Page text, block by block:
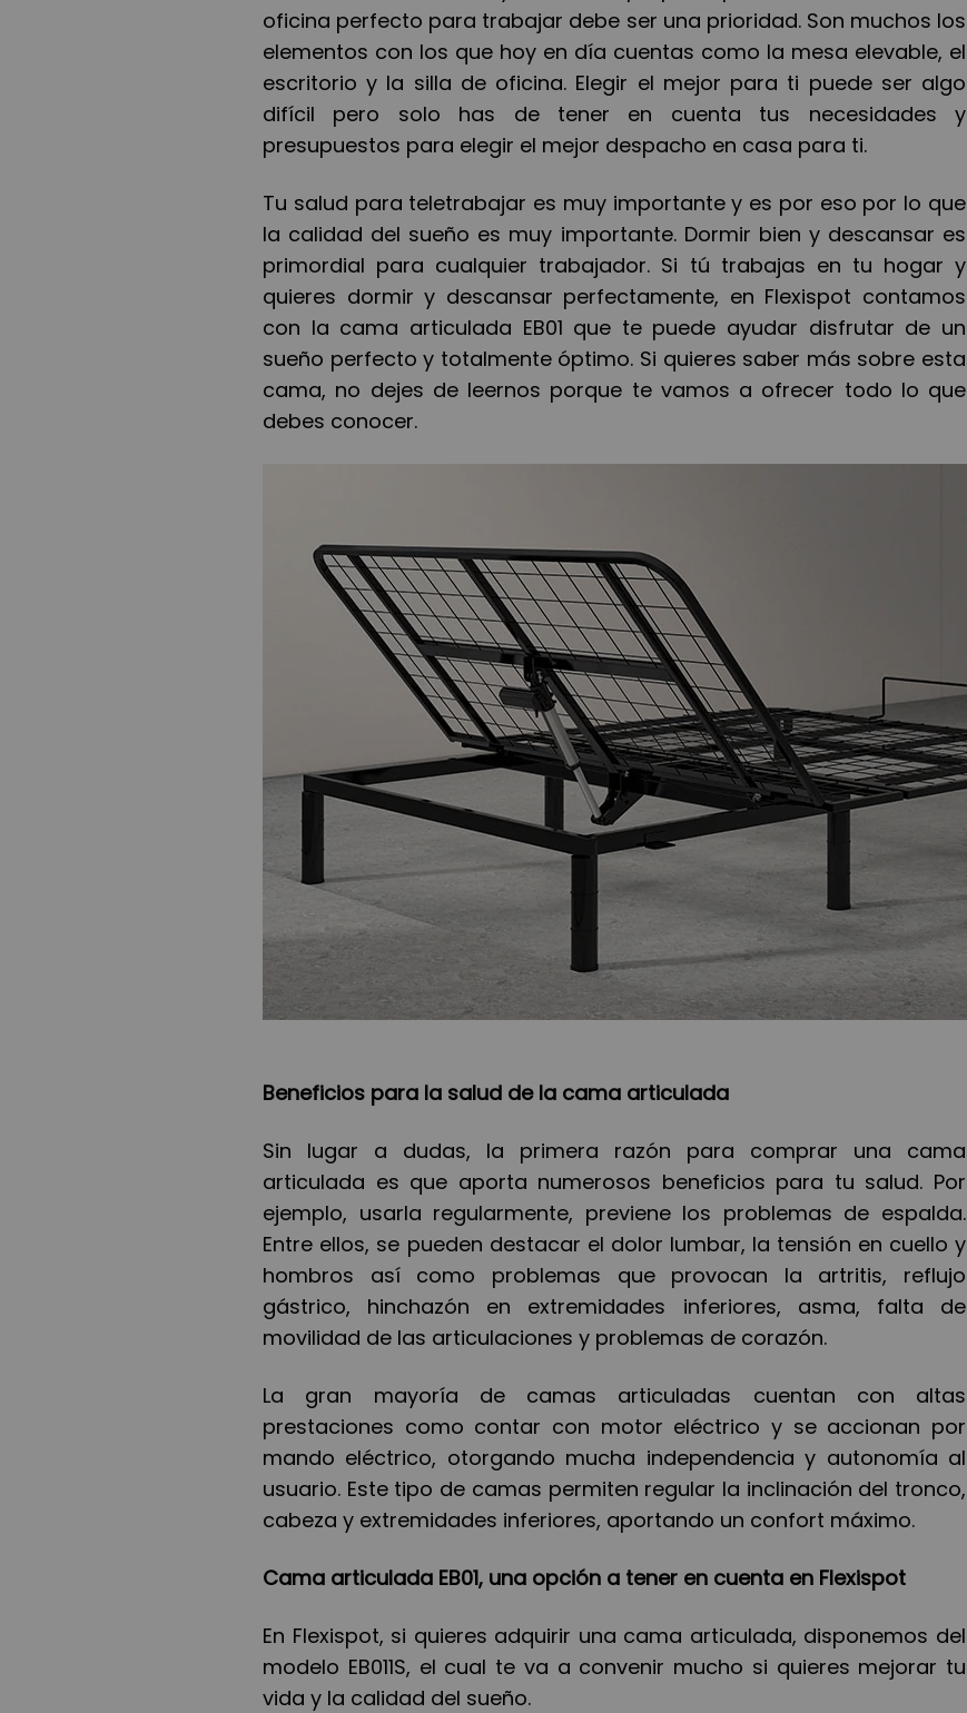
oficina perfecto para trabajar debe ser una prioridad. Son muchos los
elementos con los que hoy en día cuentas como la mesa elevable, el
escritorio y la silla de oficina. Elegir el mejor para ti puede ser algo
difícil pero solo has de tener en cuenta tus necesidades y
presupuestos para elegir el mejor despacho en casa para ti.
Tu salud para teletrabajar es muy importante y es por eso por lo que
la calidad del sueño es muy importante. Dormir bien y descansar es
primordial para cualquier trabajador. Si tú trabajas en tu hogar y
quieres dormir y descansar perfectamente, en Flexispot contamos
con la cama articulada EB01 que te puede ayudar disfrutar de un
sueño perfecto y totalmente óptimo. Si quieres saber más sobre esta
cama, no dejes de leernos porque te vamos a ofrecer todo lo que
debes conocer.
Beneficios para la salud de la cama articulada
Sin lugar a dudas, la primera razón para comprar una cama
articulada es que aporta numerosos beneficios para tu salud. Por
ejemplo, usarla regularmente, previene los problemas de espalda.
Entre ellos, se pueden destacar el dolor lumbar, la tensión en cuello y
hombros así como problemas que provocan la artritis, reflujo
gástrico, hinchazón en extremidades inferiores, asma, falta de
movilidad de las articulaciones y problemas de corazón.
La gran mayoría de camas articuladas cuentan con altas
prestaciones como contar con motor eléctrico y se accionan por
mando eléctrico, otorgando mucha independencia y autonomía al
usuario. Este tipo de camas permiten regular la inclinación del tronco,
cabeza y extremidades inferiores, aportando un confort máximo.
Cama articulada EB01, una opción a tener en cuenta en Flexispot
En Flexispot, si quieres adquirir una cama articulada, disponemos del
modelo EB011S, el cual te va a convenir mucho si quieres mejorar tu
vida y la calidad del sueño.